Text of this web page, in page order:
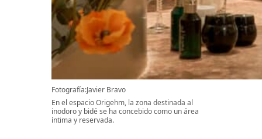
Fotografía:Javier Bravo
En el espacio Origehm, la zona destinada al
inodoro y bidé se ha concebido como un área
íntima y reservada.